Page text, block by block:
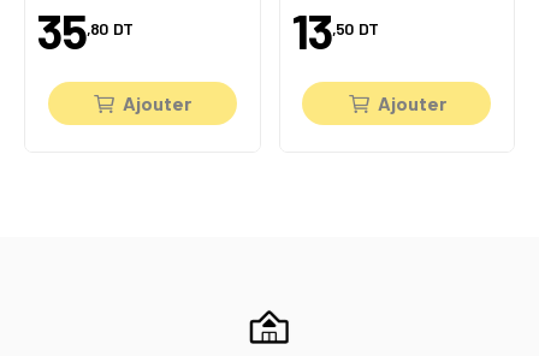
35,80 DT
Ajouter
13,50 DT
Ajouter